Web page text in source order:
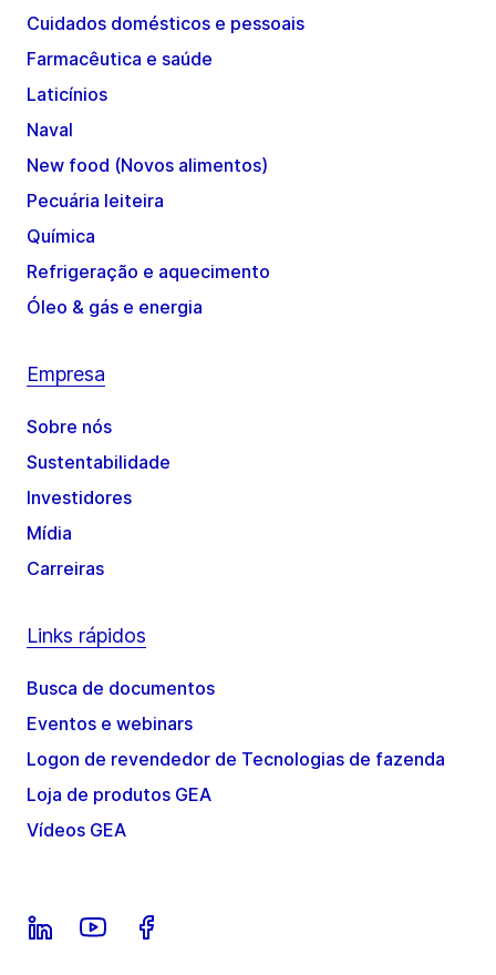
Cuidados domésticos e pessoais
Farmacêutica e saúde
Laticínios
Naval
New food (Novos alimentos)
Pecuária leiteira
Química
Refrigeração e aquecimento
Óleo & gás e energia
Empresa
Sobre nós
Sustentabilidade
Investidores
Mídia
Carreiras
Links rápidos
Busca de documentos
Eventos e webinars
Logon de revendedor de Tecnologias de fazenda
Loja de produtos GEA
Vídeos GEA